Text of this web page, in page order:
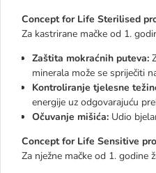
Concept for Life Sterilised
Za kastrirane mačke od 1.
Zaštita mokraćnih puteva:
minerala može se spriječiti
Kontroliranje tjelesne
energije uz odgovarajuću
Očuvanje mišića: Udio
Concept for Life Sensitive
Za nježne mačke od 1. godine